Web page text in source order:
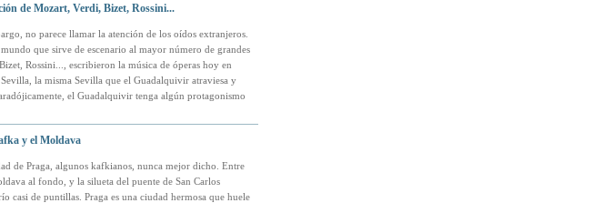
de Mozart, Verdi, Bizet, Rossini...
no parece llamar la atención de los oídos extranjeros.
que sirve de escenario al mayor número de grandes
Rossini..., escribieron la música de óperas hoy en
la misma Sevilla que el Guadalquivir atraviesa y
el Guadalquivir tenga algún protagonismo
y el Moldava
de Praga, algunos kafkianos, nunca mejor dicho. Entre
al fondo, y la silueta del puente de San Carlos
casi de puntillas. Praga es una ciudad hermosa que huele